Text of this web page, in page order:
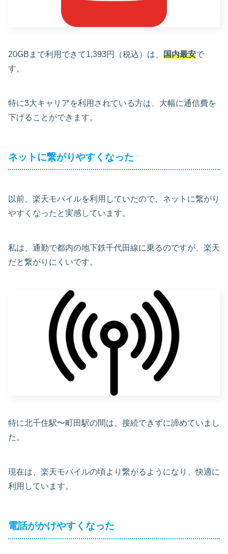
20GBまで利用できて1,393円（税込）は、 国内最安で
す。
特に3大キャリアを利用されている方は、大幅に通信費を
下げることができます。
ネットに繋がりやすくなった
以前、楽天モバイルを利用していたので、ネットに繋がり
やすくなったと実感しています。
私は、通勤で都内の地下鉄千代田線に乗るのですが、楽天
だと繋がりにくいです。
特に北千住駅〜町田駅の間は、接続できずに諦めていまし
た。
現在は、楽天モバイルの頃より繋がるようになり、快適に
利用しています。
電話がかけやすくなった